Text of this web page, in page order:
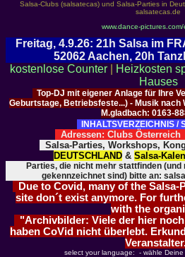
Salsa-Clubs (salsatecas) und Salsa-Parties in
salsatecas.de
www.dance-pictures.com/
Freitag, 4.9.26: 21h Salsa im
52062 Aachen, 20h
kostenlose Counter|
Heizkosten
Hauses
Top-DJ mit eigener Anlage für Ihre
Geburtstage, Betriebsfeste...) - Musik nach
M.gladbach: 0163-
INHALTSVERZEICHNIS /
Adressen: Clubs Österreich
Salsa-Parties, Workshops,
DEUTSCHLAND & Salsa-
Parties, die nicht mehr stattfinden
gekennzeichnet sind) bitte an:
Due to Covid, many of the
site don´t exist anymore. For
with the
"Archivbilder: Viele der hier
haben CoVid nicht überlebt.
select your language: - wähle